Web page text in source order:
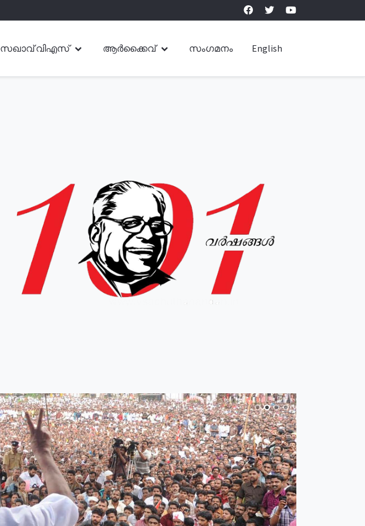
സഖാവ് വിഎസ് ആർക്കൈവ് സംഗമനം English